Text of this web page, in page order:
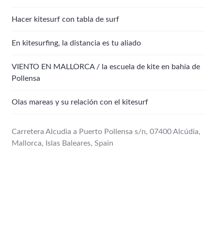
Hacer kitesurf con tabla de surf
En kitesurfing, la distancia es tu aliado
VIENTO EN MALLORCA / la escuela de kite en bahía de
Pollensa
Olas mareas y su relación con el kitesurf
Carretera Alcudia a Puerto Pollensa s/n, 07400 Alcúdia,
Mallorca, Islas Baleares, Spain